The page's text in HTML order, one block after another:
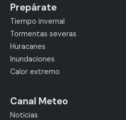
Prepárate
Tiempo invernal
Tormentas severas
Huracanes
Inundaciones
Calor extremo
Canal Meteo
Noticias